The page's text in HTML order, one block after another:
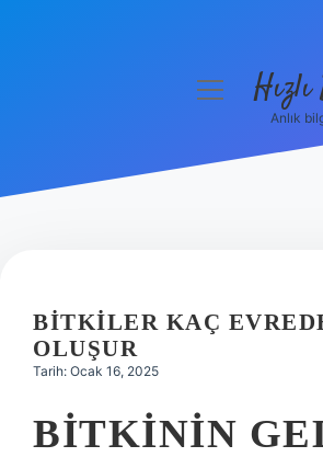
Hakkımızda
menüyü
Anlık
BITKILER KAÇ
OLUŞUR
Tarih: Ocak 16, 2025
BITKININ